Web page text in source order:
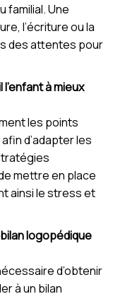
familial. Une
l’écriture ou la
des attentes pour
à mieux
les points
d’adapter les
mettre en place
ainsi le stress et
logopédique
d’obtenir
à un bilan